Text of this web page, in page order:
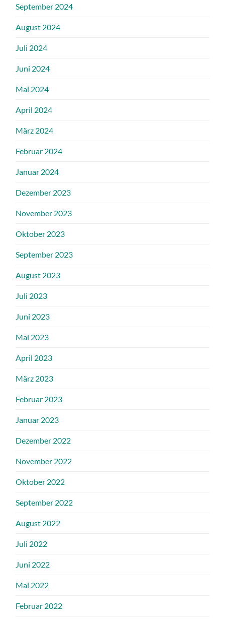
September 2024
August 2024
Juli 2024
Juni 2024
Mai 2024
April 2024
März 2024
Februar 2024
Januar 2024
Dezember 2023
November 2023
Oktober 2023
September 2023
August 2023
Juli 2023
Juni 2023
Mai 2023
April 2023
März 2023
Februar 2023
Januar 2023
Dezember 2022
November 2022
Oktober 2022
September 2022
August 2022
Juli 2022
Juni 2022
Mai 2022
Februar 2022